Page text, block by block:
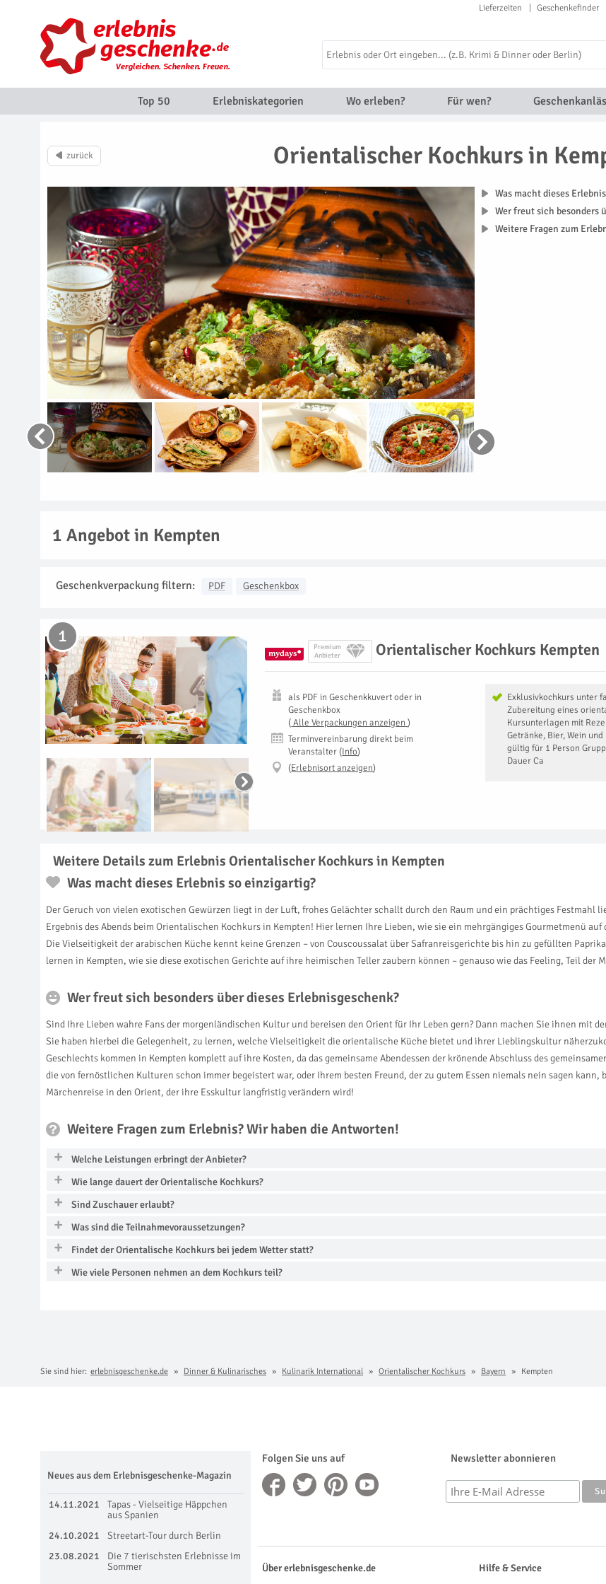
Lieferzeiten Geschenkefinder
Top 50 Erlebniskategorien Wo erleben? Für wen?
Orientalischer Kochkurs in
Was macht dieses
Wer freut sich besonders
Weitere Fragen zum
1 Angebot in Kempten
Geschenkverpackung filtern: PDF Geschenkbox
Premium
Anbieter
Orientalischer Kochkurs Kempten
1
Exklusivkochkurs unter
Zubereitung eines
Kursunterlagen mit
Getränke, Bier, Wein
gültig für 1 Person
Dauer Ca
als PDFinGeschenkkuvert oder in
Geschenkbox
( Alle Verpackungen anzeigen )
Terminvereinbarung direkt beim
Veranstalter (Info)
(Erlebnisort anzeigen)
Weitere Details zum Erlebnis Orientalischer Kochkurs in Kempten
Was macht dieses Erlebnis so einzigartig?
Der Geruch von vielen exotischen Gewürzen liegt in der Luft, frohes Gelächter schallt durch den Raum und ein prächtiges Festmahl
Ergebnis des Abends beim Orientalischen Kochkurs in Kempten! Hier lernen Ihre Lieben, wie sie ein mehrgängiges Gourmetmenü
Die Vielseitigkeit der arabischen Küche kennt keine Grenzen – von Couscoussalat über Safranreisgerichte bis hin zu gefüllten
lernen in Kempten, wie sie diese exotischen Gerichte auf ihre heimischen Teller zaubern können – genauso wie das Feeling, Teil der
Wer freut sich besonders über dieses Erlebnisgeschenk?
Sind Ihre Lieben wahre Fans der morgenländischen Kultur und bereisen den Orient für Ihr Leben gern? Dann machen Sie ihnen mit
Sie haben hierbei die Gelegenheit, zu lernen, welche Vielseitigkeit die orientalische Küche bietet und ihrer Lieblingskultur
Geschlechts kommen in Kempten komplett auf ihre Kosten, da das gemeinsame Abendessen der krönende Abschluss des
die von fernöstlichen Kulturen schon immer begeistert war, oder Ihrem besten Freund, der zu gutem Essen niemals nein sagen
Märchenreise in den Orient, der ihre Esskultur langfristig verändern wird!
Weitere Fragen zum Erlebnis? Wir haben die Antworten!
Welche Leistungen erbringt der Anbieter?
Wie lange dauert der Orientalische Kochkurs?
Sind Zuschauer erlaubt?
Was sind die Teilnahmevoraussetzungen?
Findet der Orientalische Kochkurs bei jedem Wetter statt?
Wie viele Personen nehmen an dem Kochkurs teil?
Sie sind hier: erlebnisgeschenke.de Dinner & Kulinarisches Kulinarik International Orientalischer Kochkurs Bayern Kempten
Folgen Sie uns auf Newsletter abonnieren
Neues aus dem Erlebnisgeschenke-Magazin
14.11.2021
Tapas - Vielseitige Häppchen
aus Spanien
24.10.2021
Streetart-Tour durch Berlin
23.08.2021
Die 7 tierischsten Erlebnisse im
Sommer
Über erlebnisgeschenke.de Hilfe & Service